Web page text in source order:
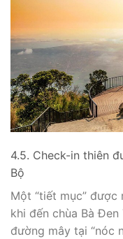
4.5. Check-in thiên
Bộ
Một “tiết mục”
khi đến chùa Bà
đường mây tại “nóc